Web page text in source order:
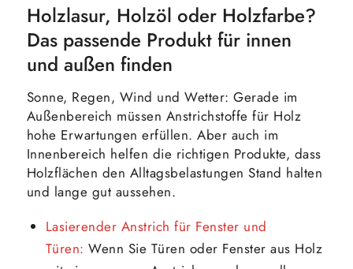
Holzlasur, Holzöl oder Holzfarbe?
Das passende Produkt für innen
und außen finden
Sonne, Regen, Wind und Wetter: Gerade im
Außenbereich müssen Anstrichstoffe für Holz
hohe Erwartungen erfüllen. Aber auch im
Innenbereich helfen die richtigen Produkte, dass
Holzflächen den Alltagsbelastungen Stand halten
und lange gut aussehen.
Lasierender Anstrich für Fenster und
Türen:Wenn Sie Türen oder Fenster aus Holz